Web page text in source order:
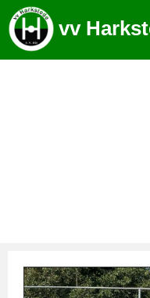
vv